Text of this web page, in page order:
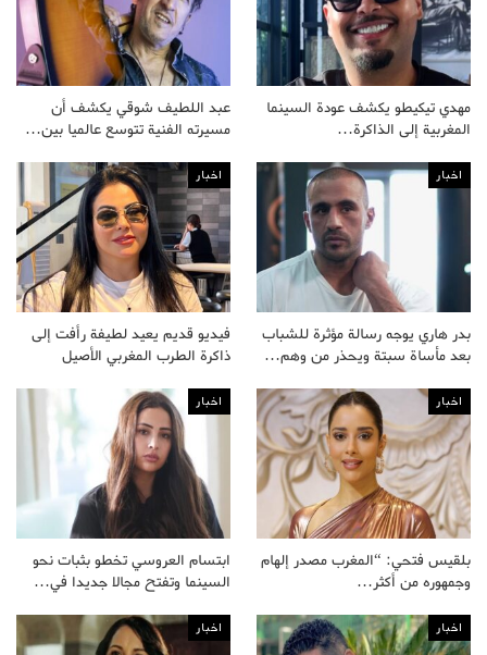
مهدي تيكيطو يكشف عودة السينما
المغربية إلى الذاكرة…
عبد اللطيف شوقي يكشف أن
مسيرته الفنية تتوسع عالميا بين…
اخبار
بدر هاري يوجه رسالة مؤثرة للشباب
بعد مأساة سبتة ويحذر من وهم…
اخبار
فيديو قديم يعيد لطيفة رأفت إلى
ذاكرة الطرب المغربي الأصيل
اخبار
بلقيس فتحي: “المغرب مصدر إلهام
وجمهوره من أكثر…
اخبار
ابتسام العروسي تخطو بثبات نحو
السينما وتفتح مجالا جديدا في…
اخبار اخبار